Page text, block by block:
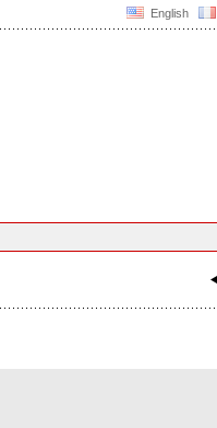
English